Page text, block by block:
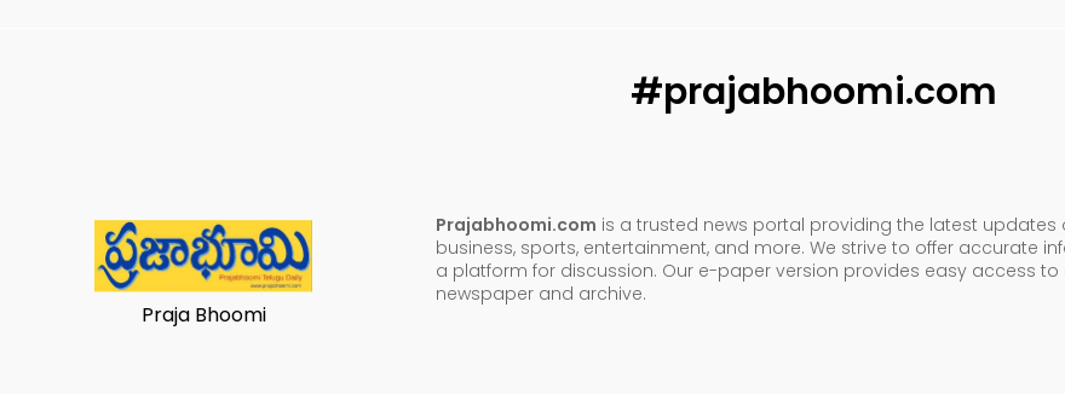
#prajabhoomi.com
Praja Bhoomi
Prajabhoomi.com is a trusted news portal providing the latest updates
business, sports, entertainment, and more. We strive to offer accurate
a platform for discussion. Our e-paper version provides easy access to
newspaper and archive.